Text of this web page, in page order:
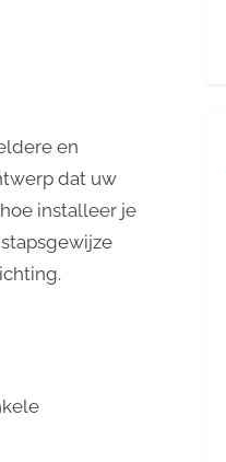
en
dat uw
installeer je